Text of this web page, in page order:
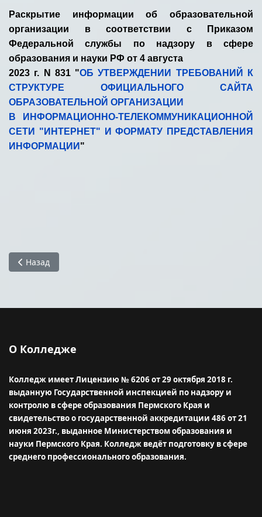
Раскрытие информации об образовательной
организации в соответствии с Приказом
Федеральной службы по надзору в сфере
образования и науки РФ от 4 августа
2023 г. N 831 "ОБ УТВЕРЖДЕНИИ ТРЕБОВАНИЙ К
СТРУКТУРЕ ОФИЦИАЛЬНОГО САЙТА
ОБРАЗОВАТЕЛЬНОЙ ОРГАНИЗАЦИИ
В ИНФОРМАЦИОННО-ТЕЛЕКОММУНИКАЦИОННОЙ
СЕТИ "ИНТЕРНЕТ" И ФОРМАТУ ПРЕДСТАВЛЕНИЯ
ИНФОРМАЦИИ "
Предыдущий: Структура и органы управления
Назад
О Колледже
Колледж имеет Лицензию № 6206 от 29 октября 2018 г.
выданную Государственной инспекцией по надзору и
контролю в сфере образования Пермского Края и
свидетельство о государственной аккредитации 486 от 21
июня 2023г., выданное Министерством образования и
науки Пермского Края. Колледж ведёт подготовку в сфере
среднего профессионального образования.